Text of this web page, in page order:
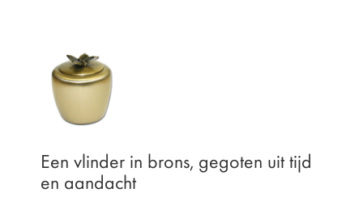
Een vlinder in brons, gegoten uit tijd
en aandacht